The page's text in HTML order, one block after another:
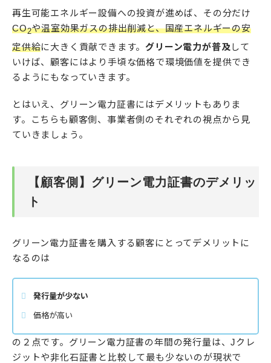
再生可能エネルギー設備への投資が進めば、その分だけ
CO2や温室効果ガスの排出削減と、国産エネルギーの安
定供給に大きく貢献できます。グリーン電力が普及 して
いけば、顧客にはより手頃な価格で環境価値を提供でき
るようにもなっていきます。
とはいえ、グリーン電力証書にはデメリットもありま
す。こちらも顧客側、事業者側のそれぞれの視点から見
ていきましょう。
【顧客側】グリーン電力証書のデメリッ
ト
グリーン電力証書を購入する顧客にとってデメリットに
なるのは
発行量が少ない
価格が高い
の２点です。グリーン電力証書の年間の発行量は、Jクレ
ジットや非化石証書と比較して最も少ないのが現状で